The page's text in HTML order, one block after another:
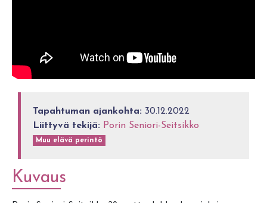
Tapahtuman ajankohta: 30.12.2022
Liittyvä tekijä: Porin Seniori-Seitsikko
Muu elävä perintö
Kuvaus